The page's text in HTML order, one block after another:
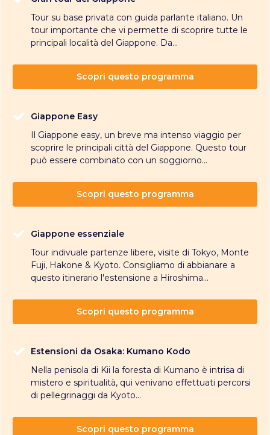
Tour su base privata con guida parlante italiano. Un
tour importante che vi permette di scoprire tutte le
principali località del Giappone. Da...
Scopri questo programma
Giappone Easy
Il Giappone easy, un breve ma intenso viaggio per
scoprire le principali città del Giappone. Questo tour
può essere combinato con un soggiorno...
Scopri questo programma
Giappone essenziale
Tour indivuale partenze libere, visite di Tokyo, Monte
Fuji, Hakone & Kyoto. Consigliamo di abbianare a
questo itinerario l'estensione a Hiroshima...
Scopri questo programma
Estensioni da Osaka: Kumano Kodo
Nella penisola di Kii la foresta di Kumano è intrisa di
mistero e spiritualità, qui venivano effettuati percorsi
di pellegrinaggi da Kyoto...
Scopri questo programma